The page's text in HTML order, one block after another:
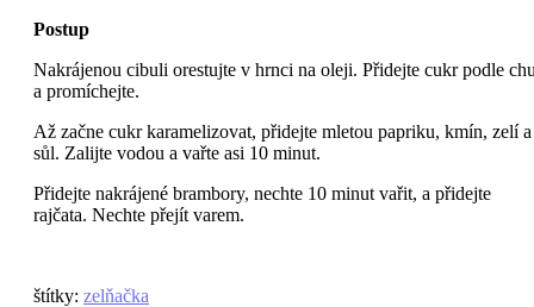
Postup
Nakrájenou cibuli orestujte v hrnci na oleji. Přidejte cukr podle
a promíchejte.
Až začne cukr karamelizovat, přidejte mletou papriku, kmín, zelí a
sůl. Zalijte vodou a vařte asi 10 minut.
Přidejte nakrájené brambory, nechte 10 minut vařit, a přidejte
rajčata. Nechte přejít varem.
štítky: zelňačka